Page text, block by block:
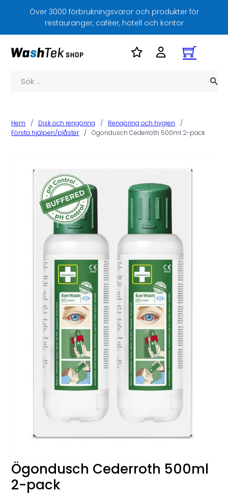
Över 3000 förbrukningsvaror och produkter för
restauranger, caféer, hotell och kontor
Sök
Hem / Disk och rengöring / Rengöring och hygien
/
Första hjälpen/plåster
/ Ögondusch Cederroth 500ml 2-pack
Ögondusch Cederroth 500ml
2-pack